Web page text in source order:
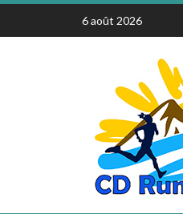
Skip
content
6 août 2026